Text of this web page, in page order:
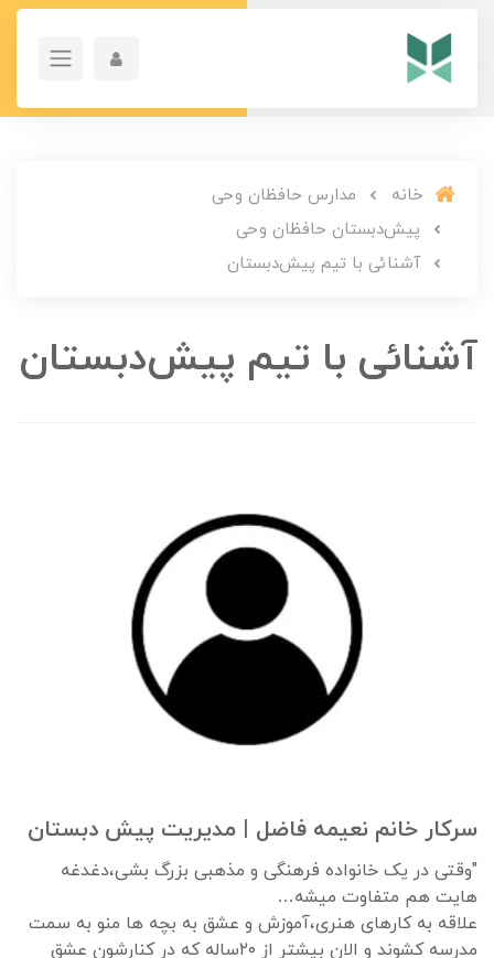
خانه
مدارس حافظان وحی
پیش‌دبستان حافظان وحی
آشنائی با تیم پیش‌دبستان
آشنائی با تیم پیش‌دبستان
سرکار خانم نعیمه فاضل | مدیر‌یت پیش دبستان
"وقتی در یک خانواده فرهنگی و مذهبی بزرگ بشی،دغدغه
هایت هم متفاوت میشه…
علاقه به کارهای هنری،آموزش و عشق به بچه ها منو به سمت
مدرسه کشوند و الان بیشتر از ۲۰ساله که در کنارشون عشق